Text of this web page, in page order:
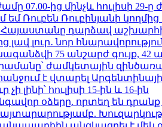
07.00-ից մինչև հուլիսի 29-ը
Ռուբինյանի կողմից
դարձավ աշխարհի
լուր․ նոր
75 անշարժ գույք, 42
ժամկետային
է վտարել
լինի՝ հուլիսի 15-ին և 16-ին
օձերը. որտեղ են